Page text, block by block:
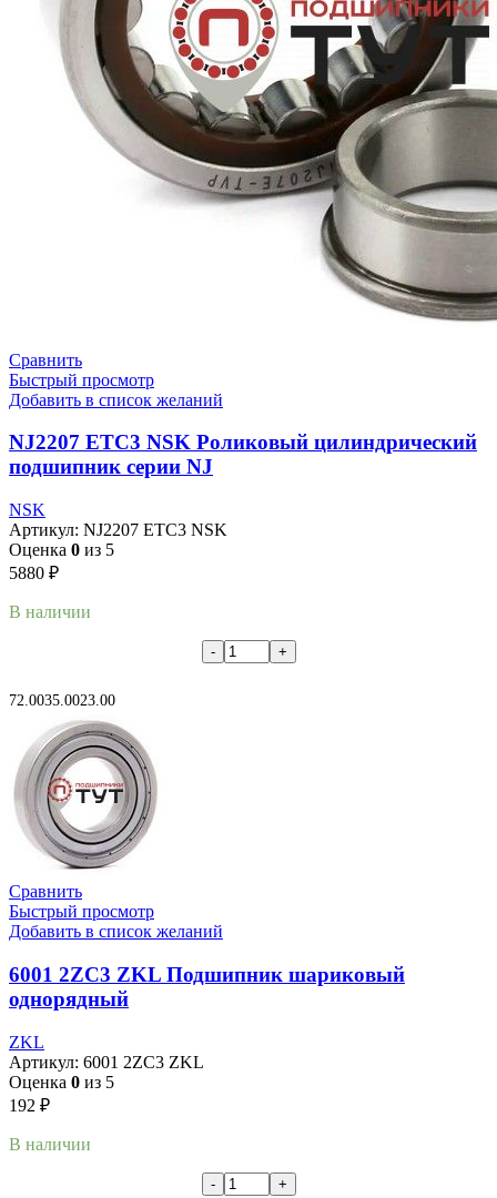
Сравнить
Быстрый просмотр
Добавить в список желаний
NJ2207 ETC3 NSK Роликовый цилиндрический
подшипник серии NJ
NSK
Артикул: NJ2207 ETC3 NSK
Оценка 0 из 5
5880 ₽
В наличии
72.0035.0023.00
Сравнить
Быстрый просмотр
Добавить в список желаний
6001 2ZC3 ZKL Подшипник шариковый
однорядный
ZKL
Артикул: 6001 2ZC3 ZKL
Оценка 0 из 5
192 ₽
В наличии